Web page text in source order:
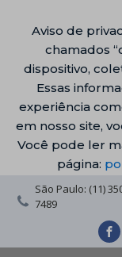
Aviso de
chamados
dispositivo,
Essas
experiência
em nosso site,
Você pode ler
página:
São Paulo: (11)
7489